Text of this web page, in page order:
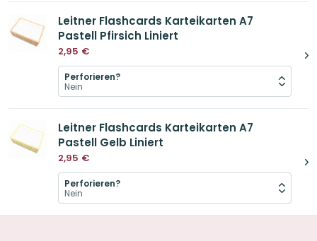
Leitner Flashcards Karteikarten A7
Pastell Pfirsich Liniert
2,95 €
Perforieren?
Leitner Flashcards Karteikarten A7
Pastell Gelb Liniert
2,95 €
Perforieren?